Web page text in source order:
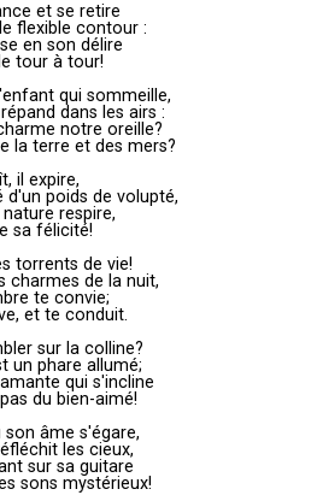
et se retire
flexible contour :
en son délire
tour à tour!
qui sommeille,
dans les airs :
notre oreille?
la terre et des mers?
il expire,
poids de volupté,
nature respire,
sa félicité!
torrents de vie!
charmes de la nuit,
te convie;
et te conduit.
sur la colline?
un phare allumé;
qui s'incline
du bien-aimé!
son âme s'égare,
les cieux,
sur sa guitare
sons mystérieux!